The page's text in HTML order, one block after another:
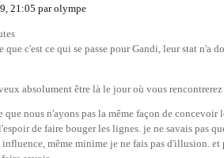
21:05 par olympe
que c'est ce qui se passe pour Gandi, leur stat
absolument être là le jour où vous
nous n'ayons pas la même façon de
de faire bouger les lignes. je ne savais pas
même minime je ne fais pas d'illusion.